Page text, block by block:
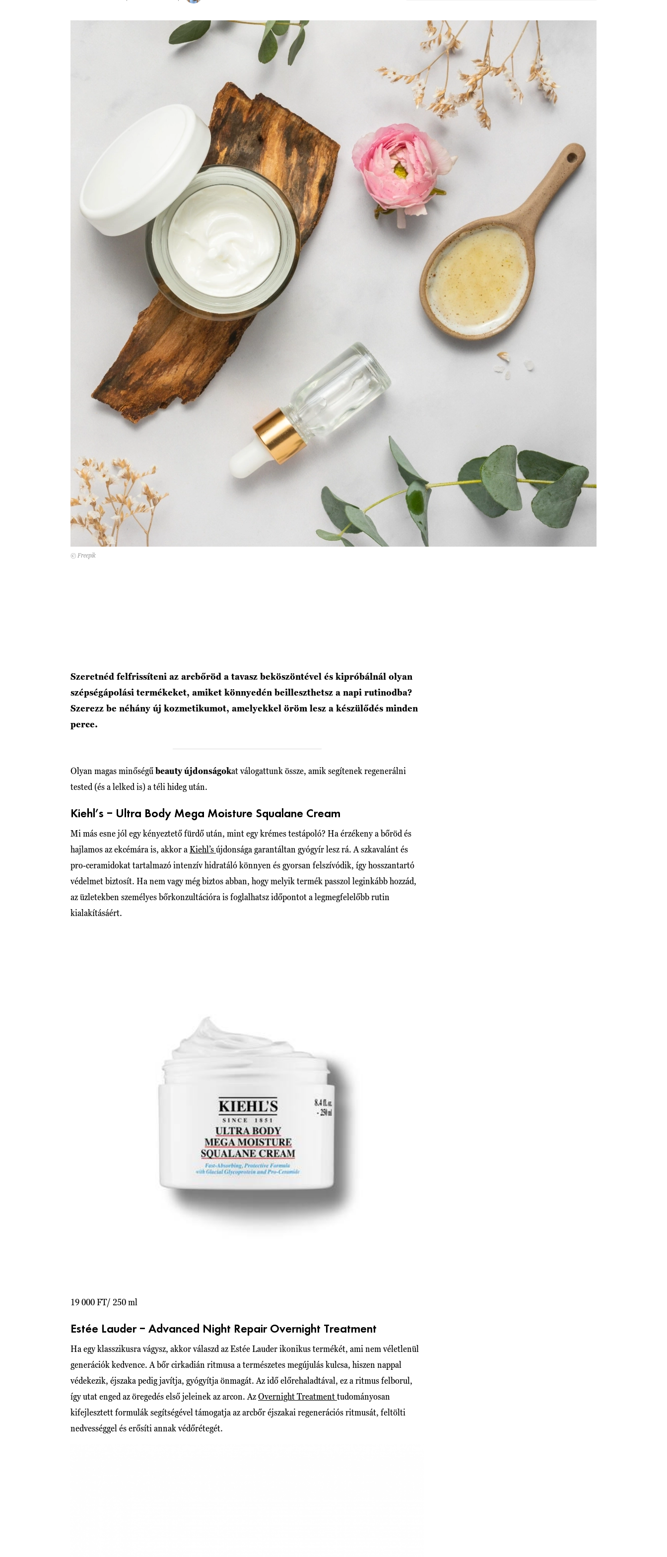
© Freepik
Szeretnéd felfrissíteni az arcbőröd a tavasz beköszöntével és kipróbálnál olyan
szépségápolási termékeket, amiket könnyedén beilleszthetsz a napi rutinodba?
Szerezz be néhány új kozmetikumot, amelyekkel öröm lesz a készülődés minden
perce.
Olyan magas minőségűbeauty újdonságokat válogattunk össze, amik segítenek regenerálni
tested (és a lelked is) a téli hideg után.
Kiehl’s – Ultra Body Mega Moisture Squalane Cream
Mi más esne jól egy kényeztető fürdő után, mint egy krémes testápoló? Ha érzékeny a bőröd és
hajlamos az ekcémára is, akkor a Kiehl’sújdonsága garantáltan gyógyír lesz rá. A szkavalánt és
pro-ceramidokat tartalmazó intenzív hidratáló könnyen és gyorsan felszívódik, így hosszantartó
védelmet biztosít. Ha nem vagy még biztos abban, hogy melyik termék passzol leginkább hozzád,
az üzletekben személyes bőrkonzultációra is foglalhatsz időpontot a legmegfelelőbb rutin
kialakításáért.
19 000 FT/ 250 ml
Estée Lauder – Advanced Night Repair Overnight Treatment
Ha egy klasszikusra vágysz, akkor válaszd az Estée Lauder ikonikus termékét, ami nem véletlenül
generációk kedvence. A bőr cirkadián ritmusa a természetes megújulás kulcsa, hiszen nappal
védekezik, éjszaka pedig javítja, gyógyítja önmagát. Az idő előrehaladtával, ez a ritmus felborul,
így utat enged az öregedés első jeleinek az arcon. AzOvernight Treatmenttudományosan
kifejlesztett formulák segítségével támogatja az arcbőr éjszakai regenerációs ritmusát, feltölti
nedvességgel és erősíti annak védőrétegét.